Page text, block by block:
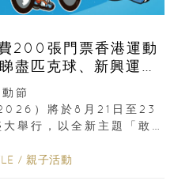
200張門票香港運動
盡匹克球、新興運
牌展覽
節
）將於8月21日至23
舉行，以全新主題「敢
/ 親子活動